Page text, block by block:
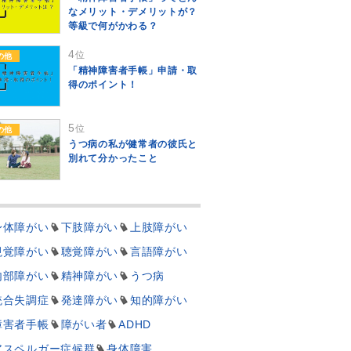
なメリット・デメリットが？
等級で何がかわる？
他 4位
「精神障害者手帳」申請・取
得のポイント！
他 5位
うつ病の私が健常者の彼氏と
別れて分かったこと
体障がい 下肢障がい
上肢障がい
覚障がい
聴覚障がい
言語障がい
部障がい
精神障がい
うつ病
合失調症
発達障がい
知的障がい
害者手帳
障がい者
ADHD
スペルガー症候群
身体障害